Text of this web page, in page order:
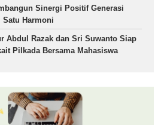
Sinergi Positif Generasi
Satu Harmoni
Abdul Razak dan Sri Suwanto Siap
Pilkada Bersama Mahasiswa